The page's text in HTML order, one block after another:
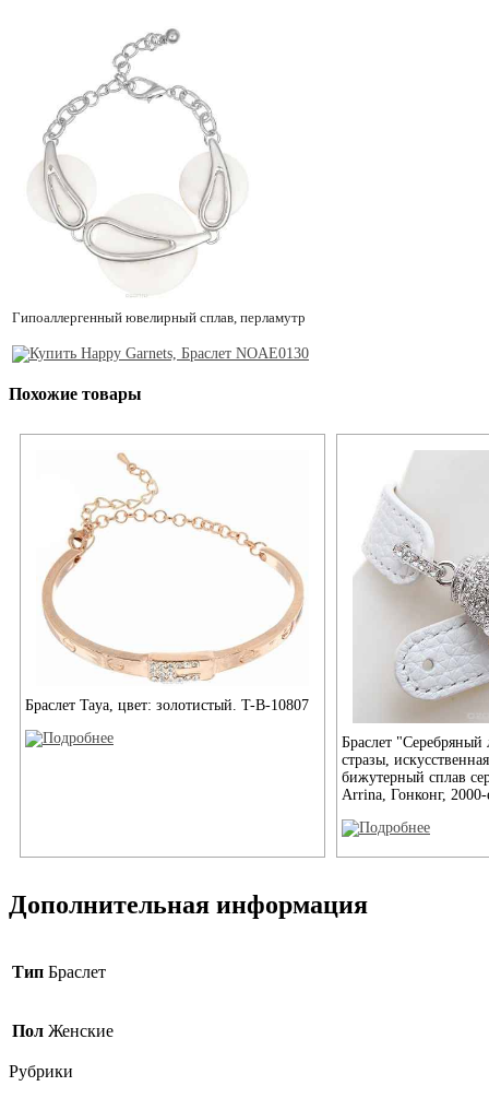
Гипоаллергенный ювелирный сплав, перламутр
Похожие товары
Браслет Taya, цвет: золотистый. T-B-10807
Браслет
стразы,
бижутерный сплав
Arrina, Гонконг, 2000-
Дополнительная информация
Тип Браслет
Пол Женские
Рубрики